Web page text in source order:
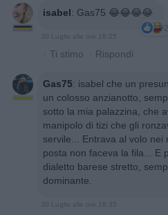
isabel: Gas75 😂😂😂😂
2
· Ti stimo · Rispondi
Gas75: isabel che un
un colosso anzianotto,
sotto la mia palazzina, che
manipolo di tizi che gli
servile... Entrava al volo nei
posta non faceva la fila... E
dialetto barese stretto,
dominante.